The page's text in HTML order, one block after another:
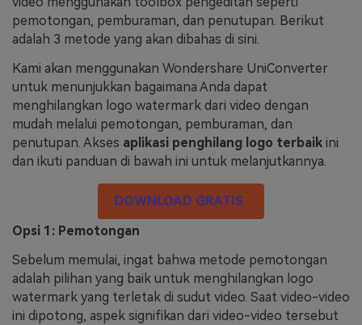
pemotongan, pemburaman, dan penutupan. Berikut
adalah 3 metode yang akan dibahas di sini.
Kami akan menggunakan Wondershare UniConverter
untuk menunjukkan bagaimana Anda dapat
menghilangkan logo watermark dari video dengan
mudah melalui pemotongan, pemburaman, dan
penutupan. Akses aplikasi penghilang logo terbaik ini
dan ikuti panduan di bawah ini untuk melanjutkannya.
DOWNLOAD GRATIS
Opsi 1: Pemotongan
Sebelum memulai, ingat bahwa metode pemotongan
adalah pilihan yang baik untuk menghilangkan logo
watermark yang terletak di sudut video. Saat video-video
ini dipotong, aspek signifikan dari video-video tersebut